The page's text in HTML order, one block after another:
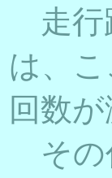
走行
は、
回数
その